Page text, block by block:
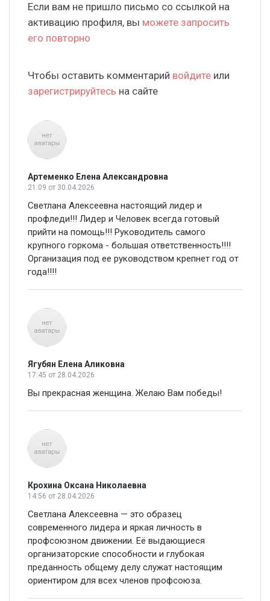
Если вам не пришло письмо со ссылкой на
активацию профиля, вы можете запросить
его повторно
Чтобы оставить комментарий войдите или
зарегистрируйтесь на сайте
Артеменко Елена Александровна
21:09 от 30.04.2026
Светлана Алексеевна настоящий лидер и
профледи!!! Лидер и Человек всегда готовый
прийти на помощь!!! Руководитель самого
крупного горкома - большая ответственность!!!!
Организация под ее руководством крепнет год от
года!!!!
Ягубян Елена Аликовна
17:45 от 28.04.2026
Вы прекрасная женщина. Желаю Вам победы!
Крохина Оксана Николаевна
14:56 от 28.04.2026
Светлана Алексеевна — это образец
современного лидера и яркая личность в
профсоюзном движении. Её выдающиеся
организаторские способности и глубокая
преданность общему делу служат настоящим
ориентиром для всех членов профсоюза.